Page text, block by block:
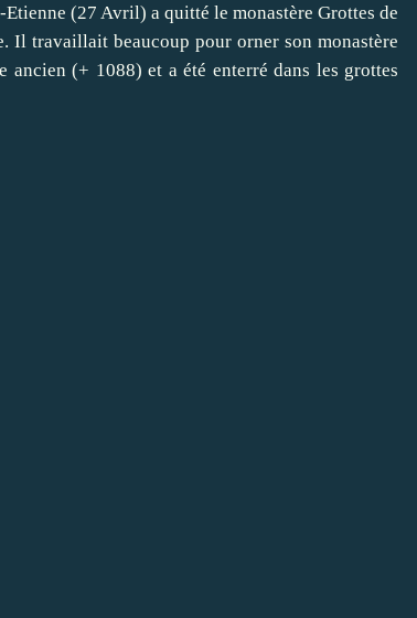
Etienne (27 Avril) a quitté le monastère Grottes de
Il travaillait beaucoup pour orner son monastère
ancien (+ 1088) et a été enterré dans les grottes